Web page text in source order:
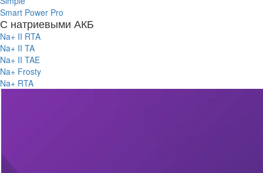
Smart Power Pro
С натриевыми АКБ
Na+ II RTA
Na+ II TA
Na+ II TAE
Na+ Frosty
Na+ RTA